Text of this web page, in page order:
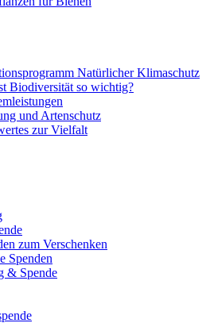
Natürlicher Klimaschutz
Biodiversität so wichtig?
und Artenschutz
zur Vielfalt
zum Verschenken
Spenden
& Spende